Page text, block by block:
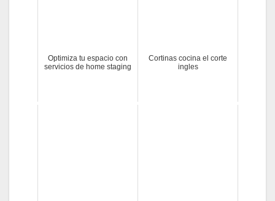
Optimiza tu espacio con
servicios de home staging
Cortinas cocina el corte
ingles